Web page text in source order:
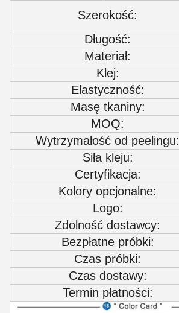
Szerokość:
Długość:
Materiał:
Klej:
Elastyczność:
Masę tkaniny:
MOQ:
Wytrzymałość od peelingu:
Siła kleju:
Certyfikacja:
Kolory opcjonalne:
Logo:
Zdolność dostawcy:
Bezpłatne próbki:
Czas próbki:
Czas dostawy:
Termin płatności: